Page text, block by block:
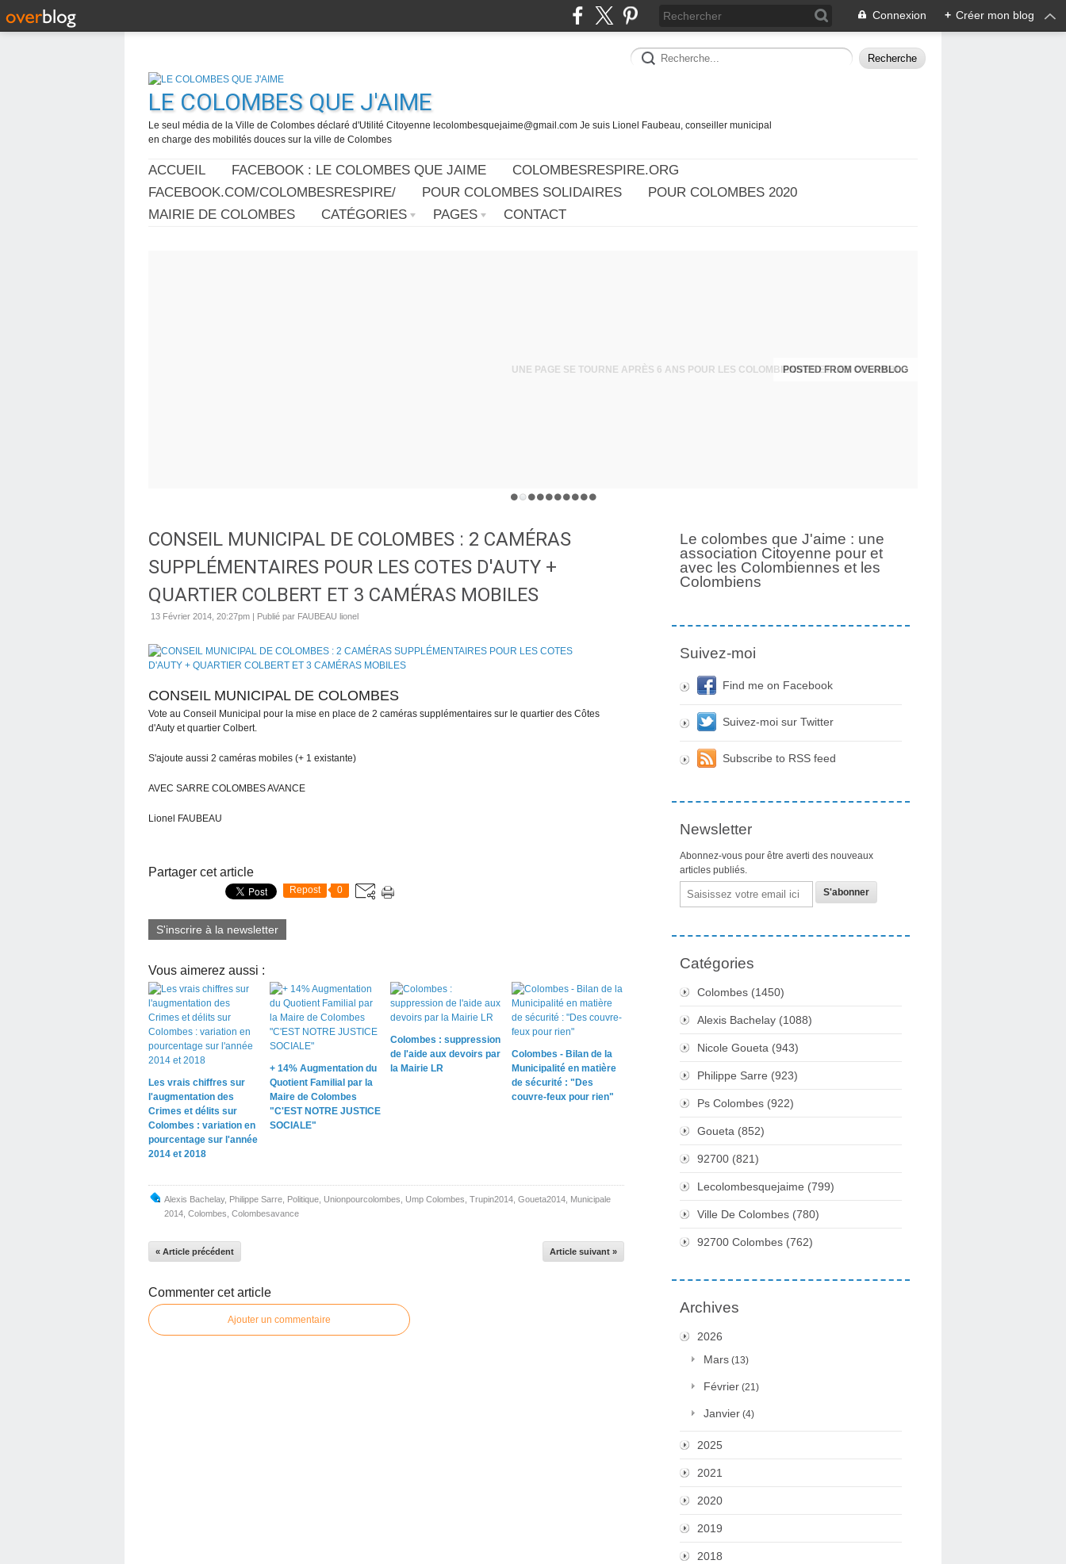
Connexion + Créer mon blog
LE COLOMBES QUE J'AIME
Le seul média de la Ville de Colombes déclaré d'Utilité Citoyenne lecolombesquejaime@gmail.com Je suis Lionel Faubeau, conseiller municipal
en charge des mobilités douces sur la ville de Colombes
ACCUEIL FACEBOOK : LE COLOMBES QUE JAIME
COLOMBESRESPIRE.ORG
FACEBOOK.COM/COLOMBESRESPIRE/
POUR COLOMBES SOLIDAIRES
POUR COLOMBES 2020
MAIRIE DE COLOMBES
CATÉGORIES PAGES CONTACT
POSTED FROM OVERBLOG
UNE PAGE SE TOURNE APRÈS 6 ANS POUR LES COLOMBIENNES ET LES COLOMBIENS
CONSEIL MUNICIPAL DE COLOMBES : 2 CAMÉRAS
SUPPLÉMENTAIRES POUR LES COTES D'AUTY +
QUARTIER COLBERT ET 3 CAMÉRAS MOBILES
13 Février 2014, 20:27pm | Publié par FAUBEAU lionel
CONSEIL MUNICIPAL DE COLOMBES
Vote au Conseil Municipal pour la mise en place de 2 caméras supplémentaires sur le quartier des Côtes
d'Auty et quartier Colbert.
S'ajoute aussi 2 caméras mobiles (+ 1 existante)
AVEC SARRE COLOMBES AVANCE
Lionel FAUBEAU
Partager cet article
Repost 0
S'inscrire à la newsletter
Vous aimerez aussi :
Les vrais chiffres sur
l'augmentation des
Crimes et délits sur
Colombes : variation en
pourcentage sur l'année
2014 et 2018
+ 14% Augmentation du
Quotient Familial par la
Maire de Colombes
"C'EST NOTRE JUSTICE
SOCIALE"
Colombes : suppression
de l'aide aux devoirs par
la Mairie LR
Colombes - Bilan de la
Municipalité en matière
de sécurité : "Des
couvre-feux pour rien"
Alexis Bachelay, Philippe Sarre Politique Unionpourcolombes Ump Colombes Trupin2014 Goueta2014 Municipale
2014 Colombes Colombesavance
« Article précédent Article suivant »
Commenter cet article
Ajouter un commentaire
Le colombes que J'aime : une
association Citoyenne pour et
avec les Colombiennes et les
Colombiens
Suivez-moi
Find me on Facebook
Suivez-moi sur Twitter
Subscribe to RSS feed
Newsletter
Abonnez-vous pour être averti des nouveaux
articles publiés.
Email
Catégories
Colombes (1450)
Alexis Bachelay (1088)
Nicole Goueta (943)
Philippe Sarre (923)
Ps Colombes (922)
Goueta (852)
92700 (821)
Lecolombesquejaime (799)
Ville De Colombes (780)
92700 Colombes (762)
Archives
2026
Mars (13)
Février (21)
Janvier (4)
2025
2021
2020
2019
2018